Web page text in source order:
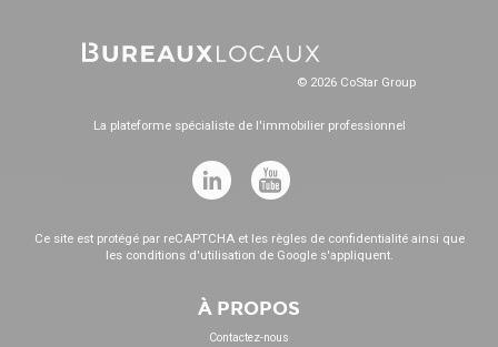
© 2026 CoStar Group
La plateforme spécialiste de l'immobilier professionnel
Ce site est protégé par reCAPTCHA et les règles de confidentialitéainsi que
les conditions d'utilisation de Google s'appliquent.
À PROPOS
Contactez-nous